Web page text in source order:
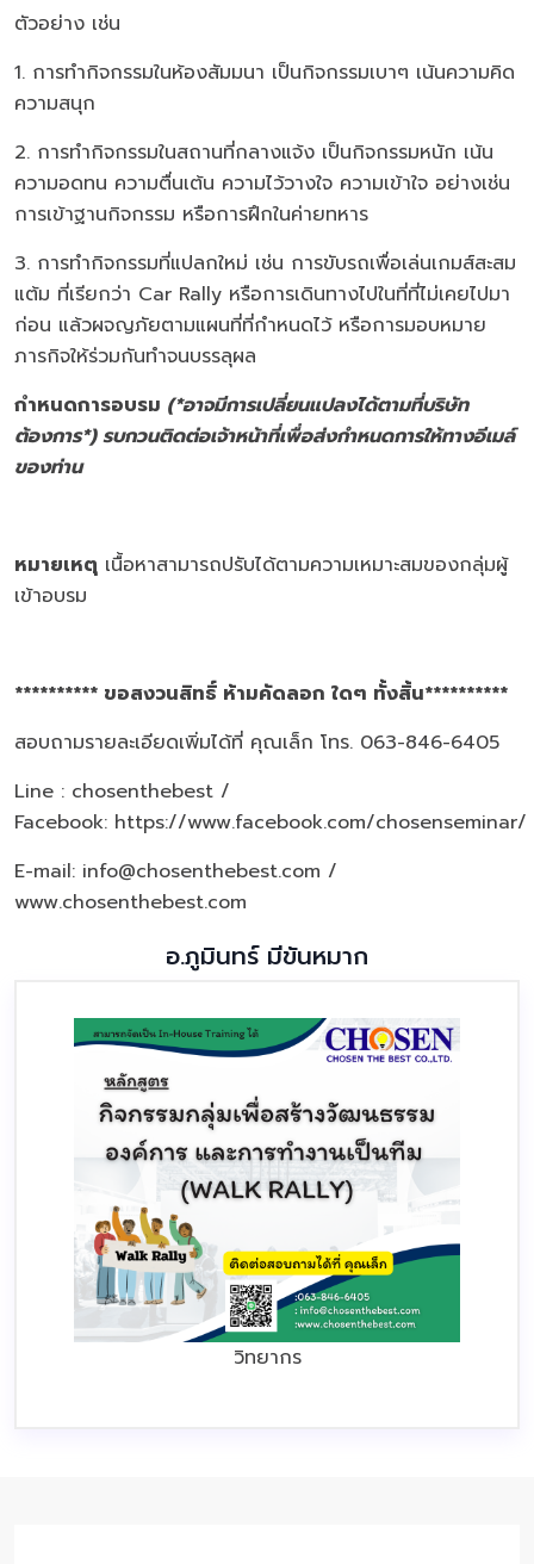
ตัวอย่าง เช่น
1. การทำกิจกรรมในห้องสัมมนา เป็นกิจกรรมเบาๆ เน้นความคิด
ความสนุก
2. การทำกิจกรรมในสถานที่กลางแจ้ง เป็นกิจกรรมหนัก เน้น
ความอดทน ความตื่นเต้น ความไว้วางใจ ความเข้าใจ อย่างเช่น
การเข้าฐานกิจกรรม หรือการฝึกในค่ายทหาร
3. การทำกิจกรรมที่แปลกใหม่ เช่น การขับรถเพื่อเล่นเกมส์สะสม
แต้ม ที่เรียกว่า Car Rally หรือการเดินทางไปในที่ที่ไม่เคยไปมา
ก่อน แล้วผจญภัยตามแผนที่ที่กำหนดไว้ หรือการมอบหมาย
ภารกิจให้ร่วมกันทำจนบรรลุผล
กำหนดการอบรม (*อาจมีการเปลี่ยนแปลงได้ตามที่บริษัท
ต้องการ*) รบกวนติดต่อเจ้าหน้าที่เพื่อส่งกำหนดการให้ทางอีเมล์
ของท่าน
หมายเหตุ เนื้อหาสามารถปรับได้ตามความเหมาะสมของกลุ่มผู้
เข้าอบรม
********** ขอสงวนสิทธิ์ ห้ามคัดลอก ใดๆ ทั้งสิ้น**********
สอบถามรายละเอียดเพิ่มได้ที่ คุณเล็ก โทร. 063-846-6405
Line : chosenthebest /
Facebook: https://www.facebook.com/chosenseminar/
E-mail: info@chosenthebest.com /
www.chosenthebest.com
อ.ภูมินทร์ มีขันหมาก
วิทยากร